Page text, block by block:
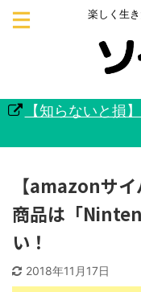
楽しく生
【知らないと損
【amazonサ
商品は「
い！
2018年11月17日